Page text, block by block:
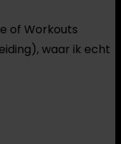
of Workouts
waar ik echt